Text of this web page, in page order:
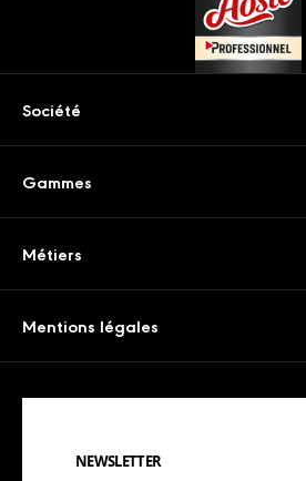
Société
Service consommateurs
Presse
Export
Gammes
Saucissons Secs
Jambons cuits & volailles
Spécialités italiennes
Métiers
Mentions légales
Politique de Cookies
NEWSLETTER